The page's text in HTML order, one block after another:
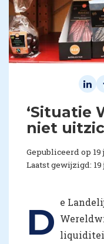
‘Situatie
niet
Gepubliceerd op 19
Laatst gewijzigd: 19
D e